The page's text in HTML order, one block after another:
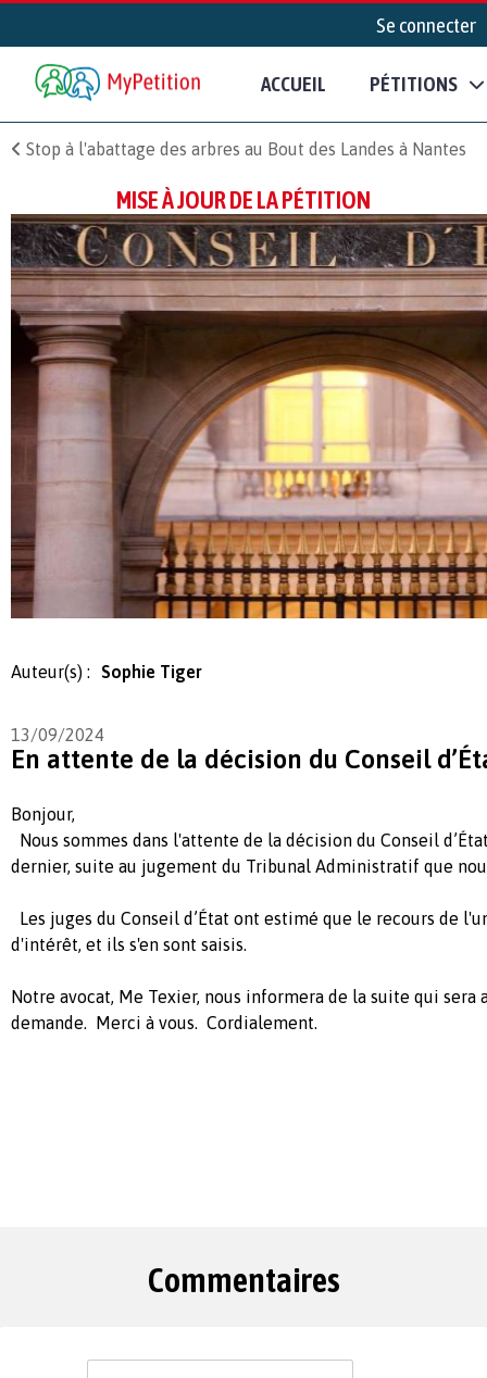
Se connecter
ACCUEIL PÉTITIONS
Stop à l'abattage des arbres au Bout des Landes à Nantes
MISE À JOUR DE LA PÉTITION
Auteur(s) : Sophie Tiger
13/09/2024
En attente de la décision du Conseil
Bonjour,
Nous sommes dans l'attente de la décision du Conseil
dernier, suite au jugement du Tribunal Administratif que
Les juges du Conseil d’État ont estimé que le recours de
d'intérêt, et ils s'en sont saisis.
Notre avocat, Me Texier, nous informera de la suite qui sera
demande. Merci à vous. Cordialement.
Commentaires